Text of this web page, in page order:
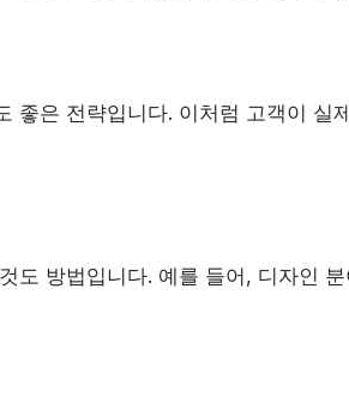
좋은 전략입니다. 이처럼 고객이 실
도 방법입니다. 예를 들어, 디자인